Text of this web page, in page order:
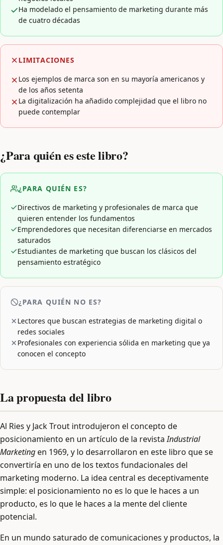
Ha modelado el pensamiento de marketing durante más
de cuatro décadas
LIMITACIONES
Los ejemplos de marca son en su mayoría americanos y
de los años setenta
La digitalización ha añadido complejidad que el libro no
puede contemplar
¿Para quién es este libro?
¿PARA QUIÉN ES?
Directivos de marketing y profesionales de marca que
quieren entender los fundamentos
Emprendedores que necesitan diferenciarse en mercados
saturados
Estudiantes de marketing que buscan los clásicos del
pensamiento estratégico
¿PARA QUIÉN NO ES?
Lectores que buscan estrategias de marketing digital o
redes sociales
Profesionales con experiencia sólida en marketing que ya
conocen el concepto
La propuesta del libro
Al Ries y Jack Trout introdujeron el concepto de
posicionamiento en un artículo de la revistaIndustrial
Marketingen 1969, y lo desarrollaron en este libro que se
convertiría en uno de los textos fundacionales del
marketing moderno. La idea central es deceptivamente
simple: el posicionamiento no es lo que le haces a un
producto, es lo que le haces a la mente del cliente
potencial.
En un mundo saturado de comunicaciones y productos, la